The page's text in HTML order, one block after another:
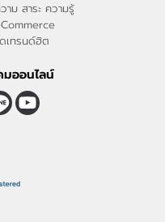
าม สาระ ความรู้
เทรนด์ฮิต
ออนไลน์